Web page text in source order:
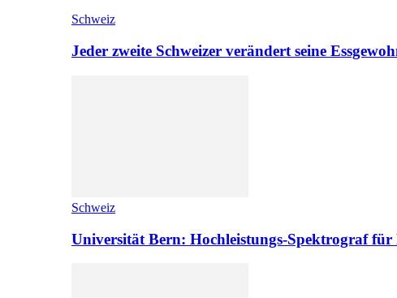
Schweiz
Jeder zweite Schweizer verändert seine
Schweiz
Universität Bern: Hochleistungs-Spektrograf für